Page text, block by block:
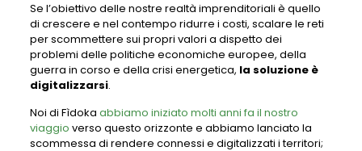
Se l’obiettivo delle nostre realtà imprenditoriali è quello
di crescere e nel contempo ridurre i costi, scalare le reti
per scommettere sui propri valori a dispetto dei
problemi delle politiche economiche europee, della
guerra in corso e della crisi energetica, la soluzione è
digitalizzarsi.
Noi di Fìdoka abbiamo iniziato molti anni fa il nostro
viaggio verso questo orizzonte e abbiamo lanciato la
scommessa di rendere connessi e digitalizzati i territori;